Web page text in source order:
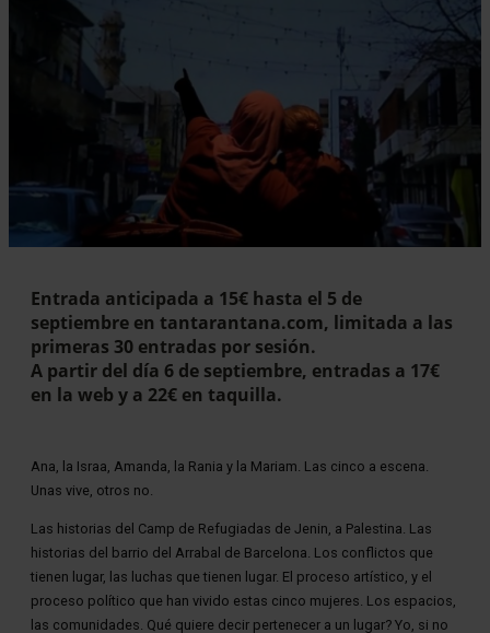
Entrada anticipada a 15€ hasta el 5 de
septiembre en tantarantana.com, limitada a las
primeras 30 entradas por sesión.
A partir del día 6 de septiembre, entradas a 17€
en la web y a 22€ en taquilla.
Ana, la Israa, Amanda, la Rania y la Mariam. Las cinco a escena.
Unas vive, otros no.
Las historias del Camp de Refugiadas de Jenin, a Palestina. Las
historias del barrio del Arrabal de Barcelona. Los conflictos que
tienen lugar, las luchas que tienen lugar. El proceso artístico, y el
proceso político que han vivido estas cinco mujeres. Los espacios,
las comunidades. Qué quiere decir pertenecer a un lugar? Yo, si no